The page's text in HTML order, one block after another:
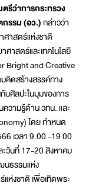
รีว่าการกระทรวง
รรม (อว.)กล่าวว่า
าสตร์แห่งชาติ
าสตร์และเทคโนโลยี
Bright and Creative
มคิดสร้างสรรค์ทาง
บศิลปะในมุมของการ
วามรู้ด้าน วทน. และ
โดย กำหนด
เวลา 9.00 -19 00
วันที่ 17-20 สิงหาคม
ธรรมแห่ง
ห่งชาติ เพื่อเทิดพระ